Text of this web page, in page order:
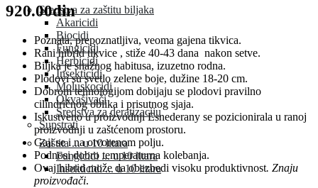
Sredstva za zaštitu biljaka
Akaricidi
Biocidi
Fungicidi
Herbicidi
Insekticidi
Moluskocidi
Okvašivači
Sredstva za deratizaciju
Supstrati
Zaštita ... u 10 litara
Fungicidi ... u 10 litara
Insekticidi ... u 10 litara
920.00din
Poznata, prepoznatljiva, veoma gajena tikvica.
Rani hibrid tikvice , stiže 40-43 dana nakon setve.
Biljka je snažnog habitusa, izuzetno rodna.
Plodovi su svetlo zelene boje, dužine 18-20 cm.
Dobrom tehnologijom dobijaju se plodovi pravilno
cilindričnog oblika i prisutnog sjaja.
Iskustveno u proizvodnji Esnederany se pozicionirala u ranoj
proizvodnji u zaštćenom prostoru.
Gaji se i na otvorenom polju.
Podnosi dobro temperaturna kolebanja.
Ovaj hibrid može da obezbedi visoku produktivnost. Znaju
proizvođači.